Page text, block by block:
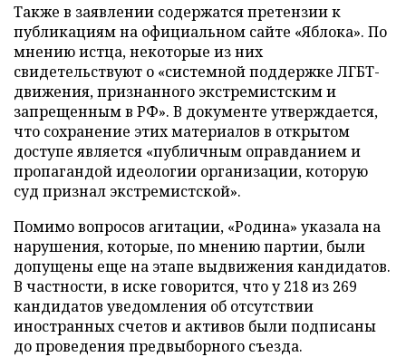
Также в заявлении содержатся претензии к
публикациям на официальном сайте «Яблока». По
мнению истца, некоторые из них
свидетельствуют о «системной поддержке ЛГБТ-
движения, признанного экстремистским и
запрещенным в РФ». В документе утверждается,
что сохранение этих материалов в открытом
доступе является «публичным оправданием и
пропагандой идеологии организации, которую
суд признал экстремистской».
Помимо вопросов агитации, «Родина» указала на
нарушения, которые, по мнению партии, были
допущены еще на этапе выдвижения кандидатов.
В частности, в иске говорится, что у 218 из 269
кандидатов уведомления об отсутствии
иностранных счетов и активов были подписаны
до проведения предвыборного съезда.